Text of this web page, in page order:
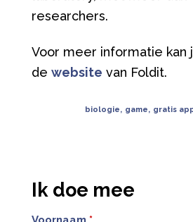
researchers.
Voor meer informatie kan
de website van Foldit.
biologie, game, gratis
Ik doe mee